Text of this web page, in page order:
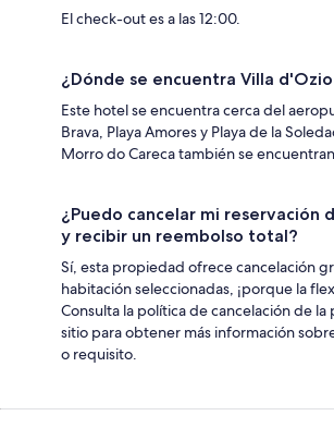
El check-out es a las 12:00.
¿Dónde se encuentra Villa
Este hotel se encuentra cerca del
Brava, Playa Amores y Playa de la
Morro do Careca también se
¿Puedo cancelar mi reservación
y recibir un reembolso total?
Sí, esta propiedad ofrece cancelación
habitación seleccionadas, ¡porque la
Consulta la política de cancelación de
sitio para obtener más información
o requisito.